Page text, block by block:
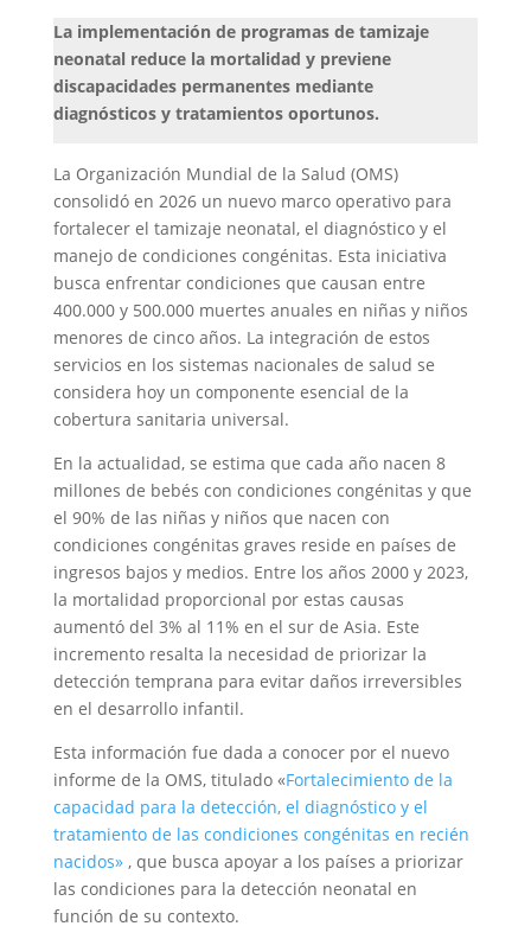
La implementación de programas de tamizaje
neonatal reduce la mortalidad y previene
discapacidades permanentes mediante
diagnósticos y tratamientos oportunos.
La Organización Mundial de la Salud (OMS)
consolidó en 2026 un nuevo marco operativo para
fortalecer el tamizaje neonatal, el diagnóstico y el
manejo de condiciones congénitas. Esta iniciativa
busca enfrentar condiciones que causan entre
400.000 y 500.000 muertes anuales en niñas y niños
menores de cinco años. La integración de estos
servicios en los sistemas nacionales de salud se
considera hoy un componente esencial de la
cobertura sanitaria universal.
En la actualidad, se estima que cada año nacen 8
millones de bebés con condiciones congénitas y que
el 90% de las niñas y niños que nacen con
condiciones congénitas graves reside en países de
ingresos bajos y medios. Entre los años 2000 y 2023,
la mortalidad proporcional por estas causas
aumentó del 3% al 11% en el sur de Asia. Este
incremento resalta la necesidad de priorizar la
detección temprana para evitar daños irreversibles
en el desarrollo infantil.
Esta información fue dada a conocer por el nuevo
informe de la OMS, titulado «Fortalecimiento de la
capacidad para la detección, el diagnóstico y el
tratamiento de las condiciones congénitas en recién
nacidos», que busca apoyar a los países a priorizar
las condiciones para la detección neonatal en
función de su contexto.